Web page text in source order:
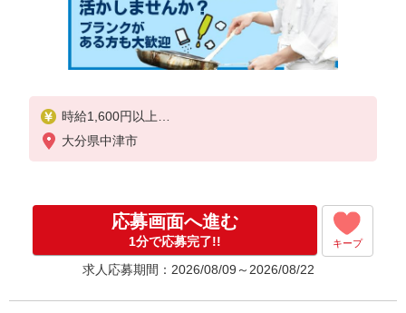
時給1,600円以上
試用期間中 時給1,600円以上(試用期間2ヶ月)
残業が発生した場合、残業代を1分単位で別途支給し
大分県中津市
応募画面へ進む
1分で応募完了!! キープ
求人応募期間：2026/08/09～2026/08/22